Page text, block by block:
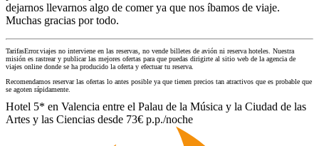
dejarnos llevarnos algo de comer ya que nos íbamos de viaje.
Muchas gracias por todo.
TarifasError.viajes no interviene en las reservas, no vende billetes de avión ni reserva hoteles. Nuestra
misión es rastrear y publicar las mejores ofertas para que puedas dirigirte al sitio web de la agencia de
viajes online donde se ha producido la oferta y efectuar tu reserva.
Recomendamos reservar las ofertas lo antes posible ya que tienen precios tan atractivos que es probable que
se agoten rápidamente.
Hotel 5* en Valencia entre el Palau de la Música y la Ciudad de las
Artes y las Ciencias desde 73€ p.p./noche